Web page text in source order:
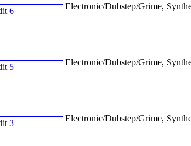
6
Electronic/Dubstep/Grime,
5
Electronic/Dubstep/Grime,
3
Electronic/Dubstep/Grime,